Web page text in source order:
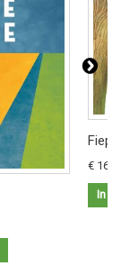
Fiep
€
In